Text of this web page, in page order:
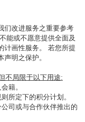
们改进服务之重要参考
能或不愿意提供全面及
计画性服务。 若您所提
明之保护。
不局限于以下用途:
籍。
所定下的积分计划。
司或与合作伙伴推出的